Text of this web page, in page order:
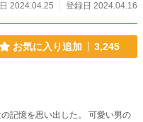
2024.04.25
登録日 2024.04.16
お気に入り追加 3,245
い出した。 可愛い男の